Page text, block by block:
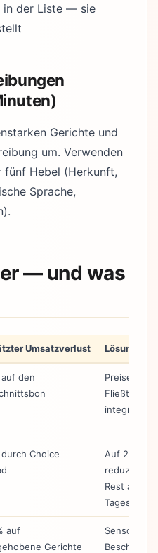
in der Liste — sie
Gerichte und
um. Verwenden
fünf Hebel (Herkunft,
Sprache,
— und was
Umsatzverlust Lösung
auf den
Preise in
Fließtext
integrieren
durch Choice
Auf 28–35
reduzieren,
Rest als
auf
Gerichte
Sensorische